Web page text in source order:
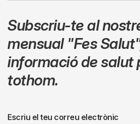
Subscriu-te al
mensual "Fes Salut"
informació de salut
tothom.
Escriu el teu correu electrònic